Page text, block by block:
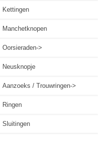
Kettingen
Manchetknopen
Oorsieraden->
Neusknopje
Aanzoeks / Trouwringen->
Ringen
Sluitingen